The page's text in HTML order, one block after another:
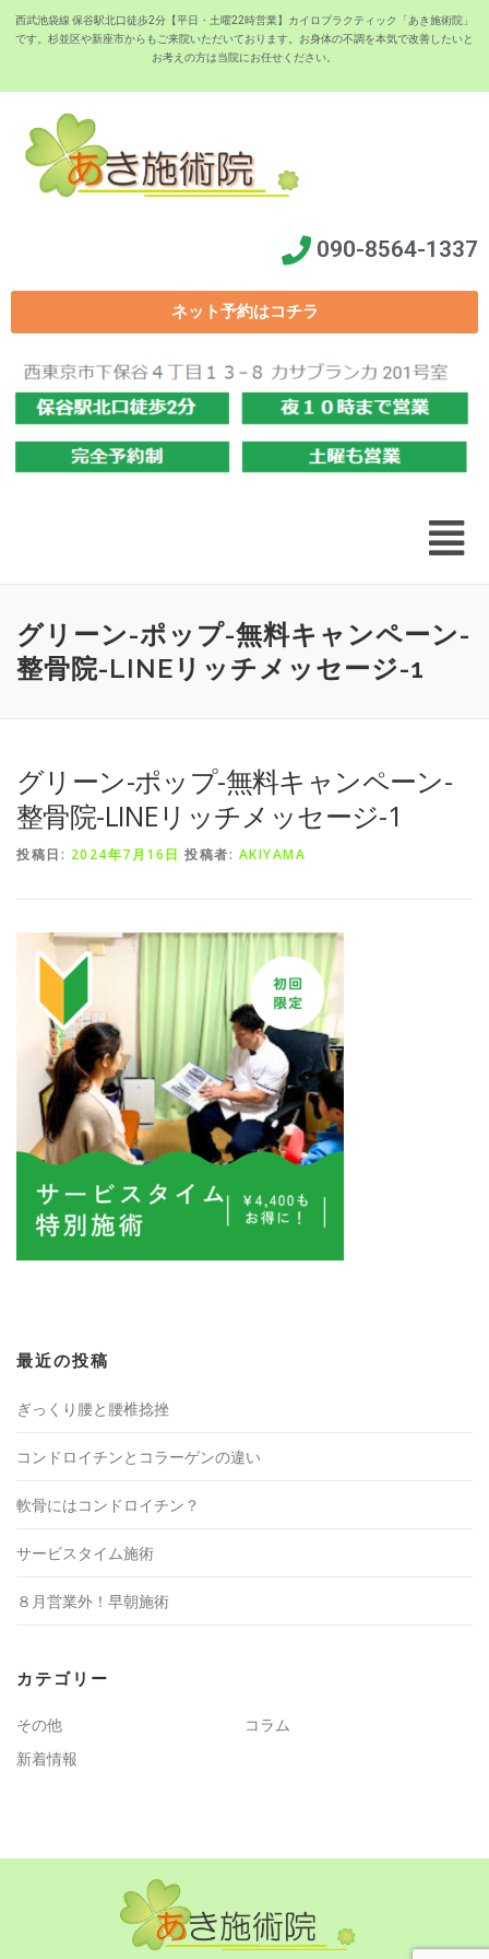
西武池袋線 保谷駅北口徒歩2分【平日・土曜22時営業】カイロプラクティック「あき施術院」
です。杉並区や新座市からもご来院いただいております。お身体の不調を本気で改善したいと
お考えの方は当院にお任せください。
090-8564-1337
ネット予約はコチラ
グリーン-ポップ-無料キャンペーン-
整骨院-LINEリッチメッセージ-1
グリーン-ポップ-無料キャンペーン-
整骨院-LINEリッチメッセージ-1
投稿日: 2024年7月16日 投稿者: AKIYAMA
最近の投稿
ぎっくり腰と腰椎捻挫
コンドロイチンとコラーゲンの違い
軟骨にはコンドロイチン？
サービスタイム施術
８月営業外！早朝施術
カテゴリー
その他
コラム
新着情報